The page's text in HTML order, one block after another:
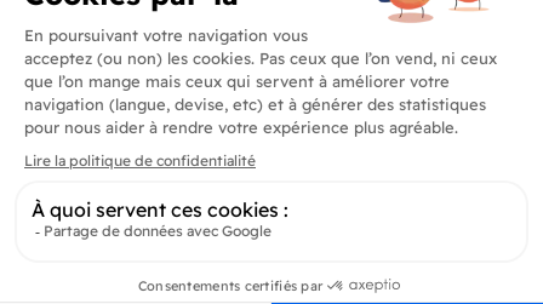
Produits
En savoir plus
Informations
Inscrivez-vous et soyez au courant de toutes les dernières nouveautés de